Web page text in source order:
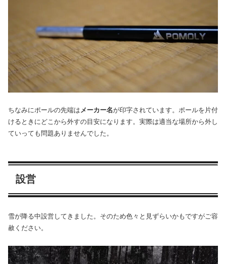
ちなみにポールの先端は メーカー名が印字されています。ポールを片付
けるときにどこから外すの目安になります。実際は適当な場所から外し
ていっても問題ありませんでした。
設営
雪が降る中設営してきました。そのため色々と見ずらいかもですがご容
赦ください。